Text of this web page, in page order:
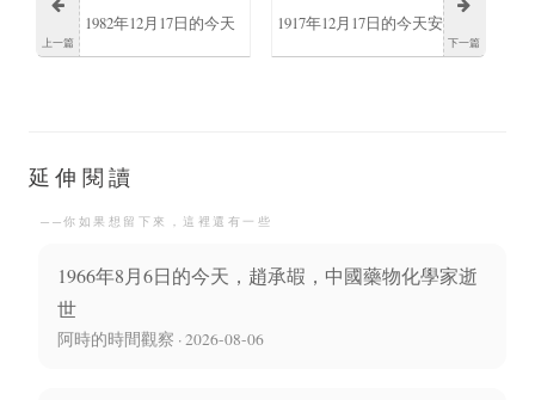
上一篇
1982年12月17日的今天
團長、吉他手水野良樹
下一篇
1917年12月17日的今天安
延伸閱讀
──你如果想留下來，這裡還有一些
1966年8月6日的今天，趙承嘏，中國藥物化學家逝
世
阿時的時間觀察 · 2026-08-06